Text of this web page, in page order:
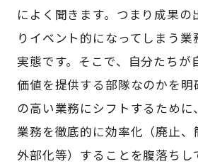
によく聞きます。つまり成果の
りイベント的になってしまう
実態です。そこで、自分たちが
価値を提供する部隊なのかを
の高い業務にシフトするために
業務を徹底的に効率化（廃止、
外部化等）することを腹落ちし